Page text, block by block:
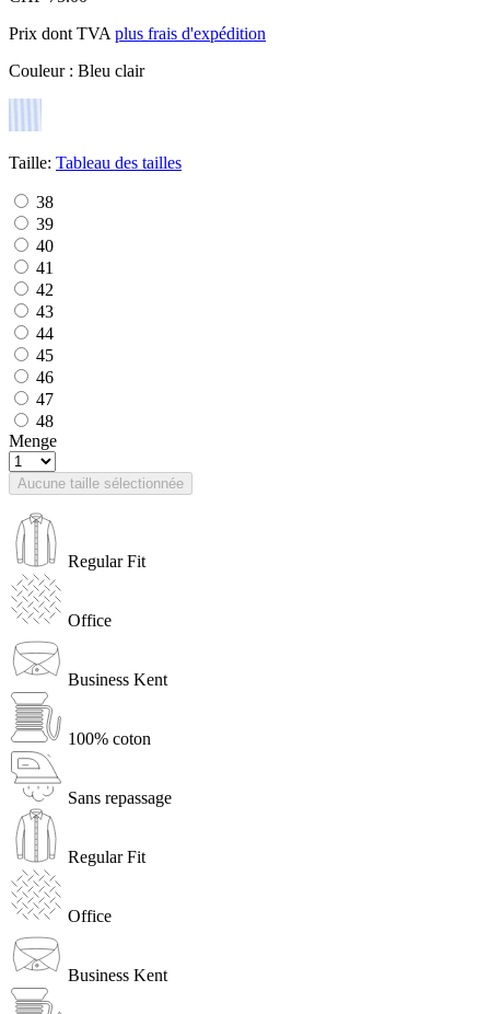
Prix dont TVA plus frais d'expédition
Couleur : Bleu clair
Taille: Tableau des tailles
38
39
40
41
42
43
44
45
46
47
48
Menge
Aucune taille sélectionnée
Regular Fit
Office
Business Kent
100% coton
Sans repassage
Regular Fit
Office
Business Kent